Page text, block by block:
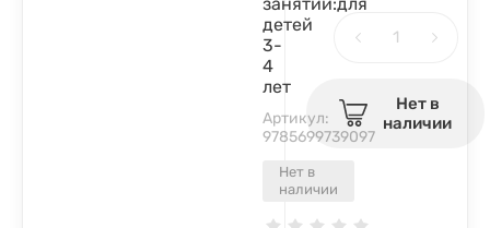
Нет в
наличии
детей
3-
4
лет
Артикул:
9785699739097
Нет в
наличии